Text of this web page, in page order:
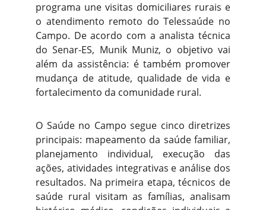
programa une visitas domiciliares rurais e
o atendimento remoto do Telessaúde no
Campo. De acordo com a analista técnica
do Senar-ES, Munik Muniz, o objetivo vai
além da assistência: é também promover
mudança de atitude, qualidade de vida e
fortalecimento da comunidade rural.
O Saúde no Campo segue cinco diretrizes
principais: mapeamento da saúde familiar,
planejamento individual, execução das
ações, atividades integrativas e análise dos
resultados. Na primeira etapa, técnicos de
saúde rural visitam as famílias, analisam